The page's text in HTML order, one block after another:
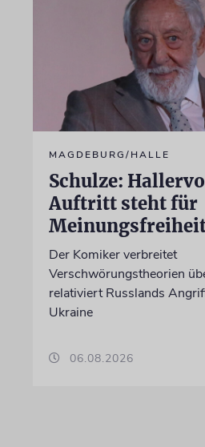
MAGDEBURG/HALLE
Schulze:
Auftritt steht für
Der Komiker verbreitet
Verschwörungstheorien
relativiert Russlands
Ukraine
06.08.2026